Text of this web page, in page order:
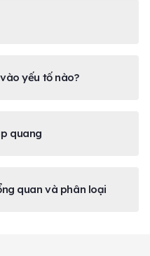
yếu tố nào?
quang
quan và phân loại